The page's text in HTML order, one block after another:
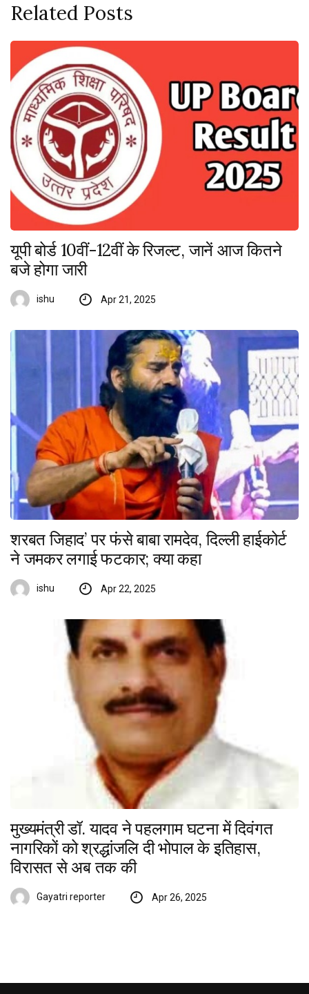
Related Posts
यूपी बोर्ड 10वीं-12वीं के रिजल्ट, जानें आज कितने
बजे होगा जारी
ishu Apr 21, 2025
शरबत जिहाद’ पर फंसे बाबा रामदेव, दिल्ली हाईकोर्ट
ने जमकर लगाई फटकार; क्या कहा
ishu Apr 22, 2025
मुख्यमंत्री डॉ. यादव ने पहलगाम घटना में दिवंगत
नागरिकों को श्रद्धांजलि दी भोपाल के इतिहास,
विरासत से अब तक की
Gayatri reporter Apr 26, 2025